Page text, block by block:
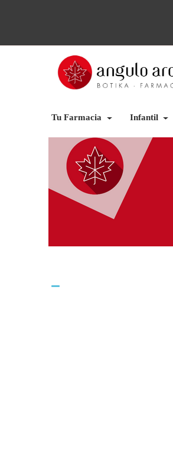
Tu Farmacia Infantil